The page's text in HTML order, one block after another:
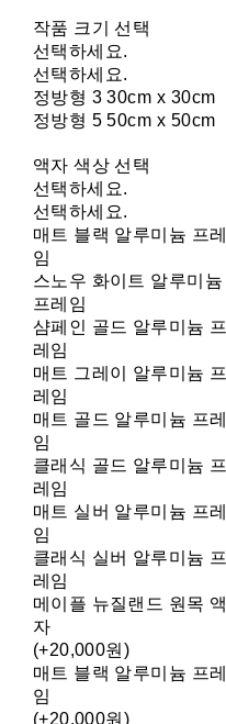
작품 크기 선택
선택하세요.
선택하세요.
정방형 3 30cm x 30cm
정방형 5 50cm x 50cm
액자 색상 선택
선택하세요.
선택하세요.
매트 블랙 알루미늄 프레
임
스노우 화이트 알루미늄
프레임
샴페인 골드 알루미늄 프
레임
매트 그레이 알루미늄 프
레임
매트 골드 알루미늄 프레
임
클래식 골드 알루미늄 프
레임
매트 실버 알루미늄 프레
임
클래식 실버 알루미늄 프
레임
메이플 뉴질랜드 원목 액
자
(+20,000원)
매트 블랙 알루미늄 프레
임
(+20,000원)